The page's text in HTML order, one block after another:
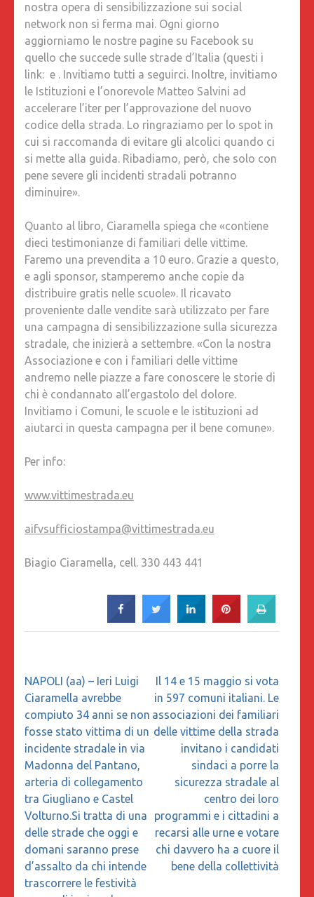
nostra opera di sensibilizzazione sui social
network non si ferma mai. Ogni giorno
aggiorniamo le nostre pagine su Facebook su
quello che succede sulle strade d’Italia (questi i
link: e . Invitiamo tutti a seguirci. Inoltre, invitiamo
le Istituzioni e l’onorevole Matteo Salvini ad
accelerare l’iter per l’approvazione del nuovo
codice della strada. Lo ringraziamo per lo spot in
cui si raccomanda di evitare gli alcolici quando ci
si mette alla guida. Ribadiamo, però, che solo con
pene severe gli incidenti stradali potranno
diminuire».
Quanto al libro, Ciaramella spiega che «contiene
dieci testimonianze di familiari delle vittime.
Faremo una prevendita a 10 euro. Grazie a questo,
e agli sponsor, stamperemo anche copie da
distribuire gratis nelle scuole». Il ricavato
proveniente dalle vendite sarà utilizzato per fare
una campagna di sensibilizzazione sulla sicurezza
stradale, che inizierà a settembre. «Con la nostra
Associazione e con i familiari delle vittime
andremo nelle piazze a fare conoscere le storie di
chi è condannato all’ergastolo del dolore.
Invitiamo i Comuni, le scuole e le istituzioni ad
aiutarci in questa campagna per il bene comune».
Per info:
www.vittimestrada.eu
aifvsufficiostampa@vittimestrada.eu
Biagio Ciaramella, cell. 330 443 441
Navigazione
articoli
NAPOLI (aa) – Ieri Luigi
Ciaramella avrebbe
compiuto 34 anni se non
fosse stato vittima di un
incidente stradale in via
Madonna del Pantano,
arteria di collegamento
tra Giugliano e Castel
Volturno.Si tratta di una
delle strade che oggi e
domani saranno prese
d’assalto da chi intende
trascorrere le festività
Il 14 e 15 maggio si vota
in 597 comuni italiani. Le
associazioni dei familiari
delle vittime della strada
invitano i candidati
sindaci a porre la
sicurezza stradale al
centro dei loro
programmi e i cittadini a
recarsi alle urne e votare
chi davvero ha a cuore il
bene della collettività